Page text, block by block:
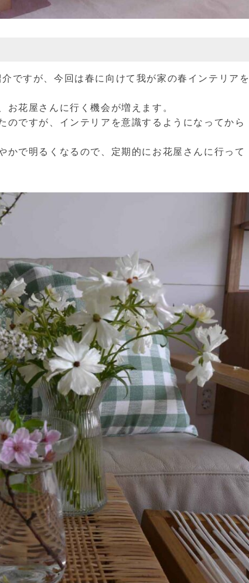
ですが、今回は春に向けて我が家の春インテリアを
花屋さんに行く機会が増えます。
のですが、インテリアを意識するようになってから
かで明るくなるので、定期的にお花屋さんに行って